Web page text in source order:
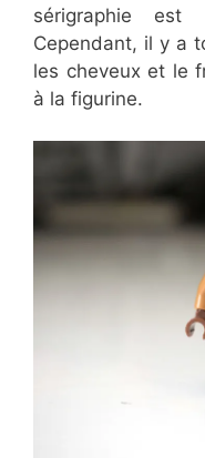
sérigraphie
Cependant, il y a
les cheveux et le
à la figurine.